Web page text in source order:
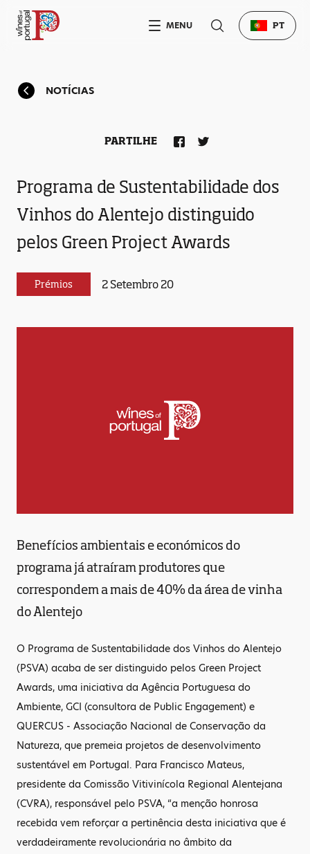
NOTÍCIAS
Programa de Sustentabilidade dos
Vinhos do Alentejo distinguido
pelos Green Project Awards
Prémios 2 Setembro 20
PARTILHE
Benefícios ambientais e económicos do
programa já atraíram produtores que
correspondem a mais de 40% da área de vinha
do Alentejo
O Programa de Sustentabilidade dos Vinhos do Alentejo
(PSVA) acaba de ser distinguido pelos Green Project
Awards, uma iniciativa da Agência Portuguesa do
Ambiente, GCI (consultora de Public Engagement) e
QUERCUS - Associação Nacional de Conservação da
Natureza, que premeia projetos de desenvolvimento
sustentável em Portugal. Para Francisco Mateus,
presidente da Comissão Vitivinícola Regional Alentejana
(CVRA), responsável pelo PSVA, “a menção honrosa
recebida vem reforçar a pertinência desta iniciativa que é
verdadeiramente revolucionária no âmbito da
MENU PT